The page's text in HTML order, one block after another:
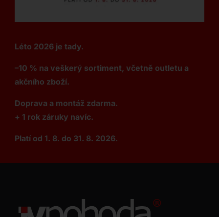
Léto 2026 je tady.
–10 % na veškerý sortiment, včetně outletu a
akčního zboží.
Doprava a montáž zdarma.
+ 1 rok záruky navíc.
Platí od 1. 8. do 31. 8. 2026.